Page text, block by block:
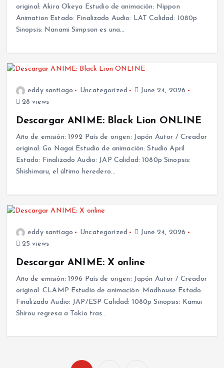
original: Akira Okeya Estudio de animación: Nippon
Animation Estado: Finalizado Audio: LAT Calidad: 1080p
Sinopsis: Nanami Simpson es una…
eddy santiago Uncategorized
June 24, 2026
28 views
Descargar ANIME: Black Lion ONLINE
Año de emisión: 1992 País de origen: Japón Autor / Creador
original: Go Nagai Estudio de animación: Studio April
Estado: Finalizado Audio: JAP Calidad: 1080p Sinopsis:
Shishimaru, el último heredero…
eddy santiago Uncategorized
June 24, 2026
25 views
Descargar ANIME: X online
Año de emisión: 1996 País de origen: Japón Autor / Creador
original: CLAMP Estudio de animación: Madhouse Estado:
Finalizado Audio: JAP/ESP Calidad: 1080p Sinopsis: Kamui
Shirou regresa a Tokio tras…